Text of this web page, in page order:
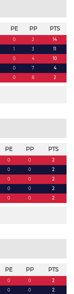
PE PP PTS
0 2
14
1 3
11
0 4
10
0 7
4
0 8 2
PE PP PTS
0 0
2
0 0
2
0 0
2
0 0
2
0 0 2
PE PP PTS
0 0
2
0 0
2